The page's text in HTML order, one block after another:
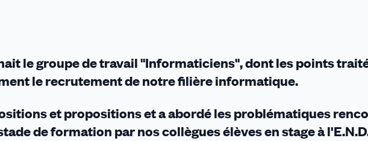
le groupe de travail "Informaticiens", dont les points
le recrutement de notre filière informatique.
et propositions et a abordé les problématiques
de formation par nos collègues élèves en stage à